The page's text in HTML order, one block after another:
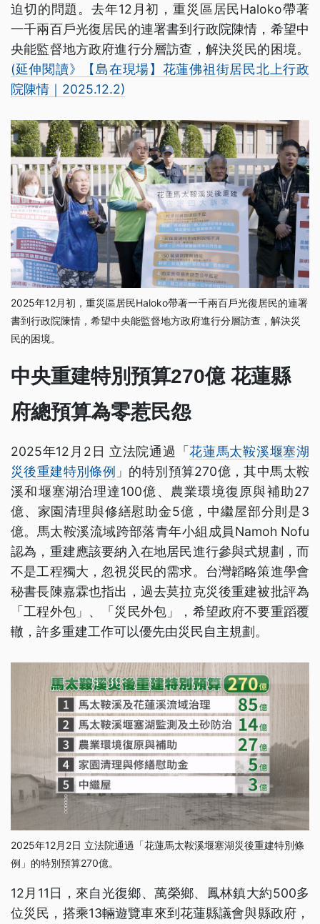
迫切的問題。去年12月初，重災區居民Haloko帶著
一千兩百戶光復居民的連署書到行政院陳情，希望中
央能監督地方政府進行分層訪查，解決災民的困境。
(延伸閱讀》【島在現場】花蓮佛祖街居民北上行政
院陳情｜2025.12.2)
2025年12月初，重災區居民Haloko帶著一千兩百戶光復居民的連署
書到行政院陳情，希望中央能監督地方政府進行分層訪查，解決災
民的困境。
中央重建特別預算270億 花蓮縣
府總預算為零惹民怨
2025年12月2日 立法院通過「花蓮馬太鞍溪堰塞湖
災後重建特別條例 」的特別預算270億，其中馬太鞍
溪和堰塞湖治理達100億、農業環境復原與補助27
億、家園清理與修繕慰助金5億，中繼屋部分則是3
億。馬太鞍溪流域跨部落青年小組成員Namoh Nofu
認為，重建應該要納入在地居民進行參與式規劃，而
不是工程獨大，忽視災民的需求。台灣韜略策進學會
秘書長陳嘉霖也指出，過去莫拉克災後重建被批評為
「工程外包」、「災民外包」，希望政府不要重蹈覆
轍，許多重建工作可以優先由災民自主規劃。
2025年12月2日 立法院通過「花蓮馬太鞍溪堰塞湖災後重建特別條
例」的特別預算270億。
12月11日，來自光復鄉、萬榮鄉、鳳林鎮大約500多
位災民，搭乘13輛遊覽車來到花蓮縣議會與縣政府，